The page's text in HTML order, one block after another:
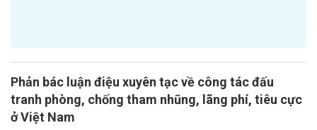
Phản bác luận điệu xuyên tạc về công tác đấu
tranh phòng, chống tham nhũng, lãng phí, tiêu cực
ở Việt Nam